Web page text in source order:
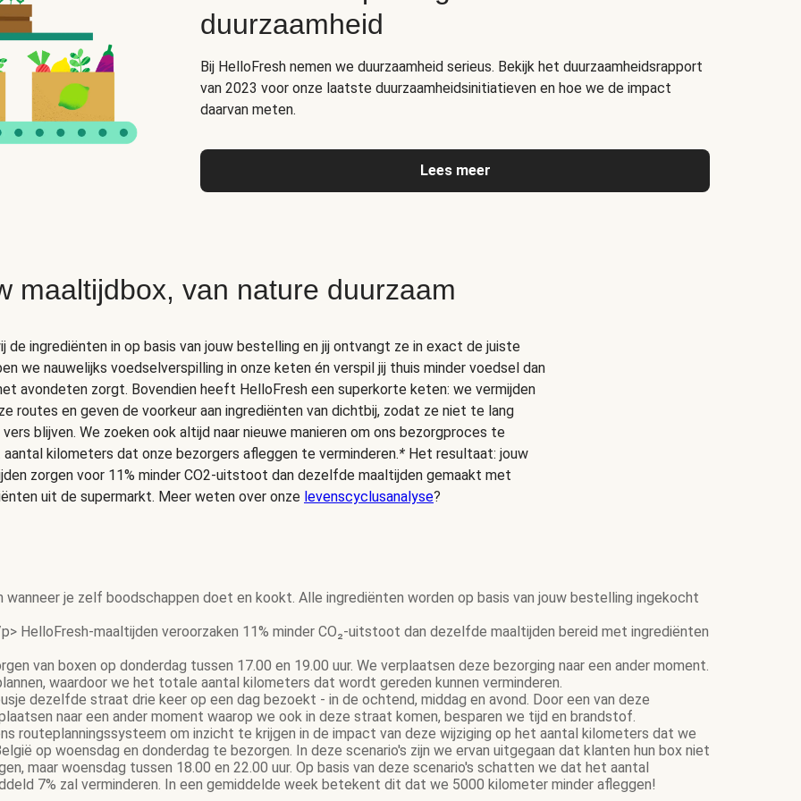
duurzaamheid
Bij HelloFresh nemen we duurzaamheid serieus. Bekijk het duurzaamheidsrapport
van 2023 voor onze laatste duurzaamheidsinitiatieven en hoe we de impact
daarvan meten.
Lees meer
maaltijdbox, van nature duurzaam
de ingrediënten in op basis van jouw bestelling en jij ontvangt ze in exact de juiste
we nauwelijks voedselverspilling in onze keten én verspil jij thuis minder voedsel dan
avondeten zorgt. Bovendien heeft HelloFresh een superkorte keten: we vermijden
routes en geven de voorkeur aan ingrediënten van dichtbij, zodat ze niet te lang
blijven. We zoeken ook altijd naar nieuwe manieren om ons bezorgproces te
kilometers dat onze bezorgers afleggen te verminderen.* Het resultaat: jouw
zorgen voor 11% minder CO2-uitstoot dan dezelfde maaltijden gemaakt met
uit de supermarkt. Meer weten over onze levenscyclusanalyse?
je zelf boodschappen doet en kookt. Alle ingrediënten worden op basis van jouw bestelling ingekocht
HelloFresh-maaltijden veroorzaken 11% minder CO₂-uitstoot dan dezelfde maaltijden bereid met ingrediënten
van boxen op donderdag tussen 17.00 en 19.00 uur. We verplaatsen deze bezorging naar een ander moment.
waardoor we het totale aantal kilometers dat wordt gereden kunnen verminderen.
dezelfde straat drie keer op een dag bezoekt - in de ochtend, middag en avond. Door een van deze
naar een ander moment waarop we ook in deze straat komen, besparen we tijd en brandstof.
routeplanningssysteem om inzicht te krijgen in de impact van deze wijziging op het aantal kilometers dat we
op woensdag en donderdag te bezorgen. In deze scenario's zijn we ervan uitgegaan dat klanten hun box niet
maar woensdag tussen 18.00 en 22.00 uur. Op basis van deze scenario's schatten we dat het aantal
7% zal verminderen. In een gemiddelde week betekent dit dat we 5000 kilometer minder afleggen!